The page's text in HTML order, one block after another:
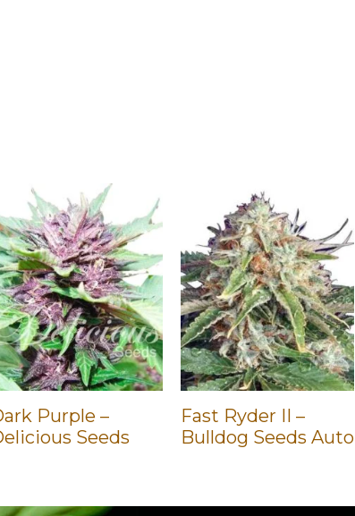
Purple –
Seeds
Fast Ryder II –
Bulldog Seeds Auto